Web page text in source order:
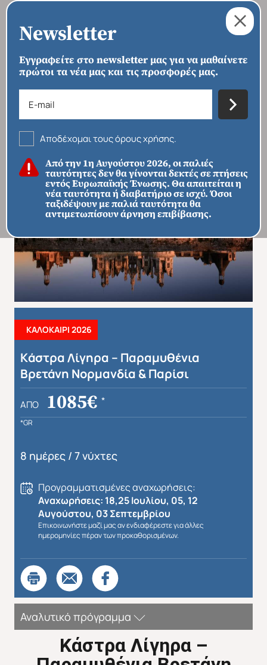
Newsletter
Εγγραφείτε στο newsletter μας για να μαθαίνετε
πρώτοι τα νέα μας και τις προσφορές μας.
Αποδέχομαι τους όρους χρήσης.
Από την 1η Αυγούστου 2026, οι παλιές
ταυτότητες δεν θα γίνονται δεκτές σε πτήσεις
εντός Ευρωπαϊκής Ένωσης. Θα απαιτείται η
νέα ταυτότητα ή διαβατήριο σε ισχύ. Όσοι
ταξιδέψουν με παλιά ταυτότητα θα
αντιμετωπίσουν άρνηση επιβίβασης.
ΑΡΧΙΚΗ › ΠΡΟΟΡΙΣΜΟΙ › ΕΥΡΏΠΗ › ΓΑΛΛΊΑ
Kάστρα Λίγηρα – Παραμυθένια
Βρετάνη Νορμανδία & Παρίσι
ΚΑΛΟΚΑΙΡΙ 2026
Kάστρα Λίγηρα – Παραμυθένια
Βρετάνη Νορμανδία & Παρίσι
ΑΠΌ 1085€ *
*GR
8 ημέρες / 7 νύχτες
Προγραμματισμένες αναχωρήσεις:
Αναχωρήσεις: 18,25 Ιουλίου, 05, 12
Αυγούστου, 03 Σεπτεμβρίου
Επικοινωνήστε μαζί μας αν ενδιαφέρεστε για άλλες
ημερομηνίες πέραν των προκαθορισμένων.
Αναλυτικό πρόγραμμα
Kάστρα Λίγηρα –